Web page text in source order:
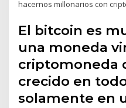
hacernos millonarios con
El bitcoin es
una moneda
criptomoneda
crecido en
solamente en